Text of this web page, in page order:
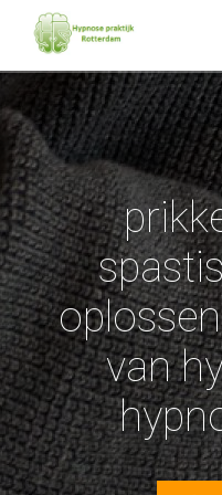
van
policy
zijn
om
te
Ze
gebruikt
deze